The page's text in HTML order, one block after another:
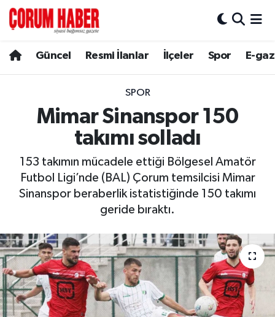
Güncel Resmi İlanlar İlçeler Spor E-
SPOR
Mimar Sinanspor 150
takımı solladı
153 takımın mücadele ettiği Bölgesel Amatör
Futbol Ligi’nde (BAL) Çorum temsilcisi Mimar
Sinanspor beraberlik istatistiğinde 150 takımı
geride bıraktı.
Spor
Resmi İlanlar
Bayat
Boğazkale
Dodurga
İskilip
Kargı
Hava Durumu
Çorum Namaz Vakitleri
Trafik Durumu
Süper Lig Puan Durumu ve Fikstür
Tüm Manşetler
Son Dakika Haberleri
Haber Arşivi